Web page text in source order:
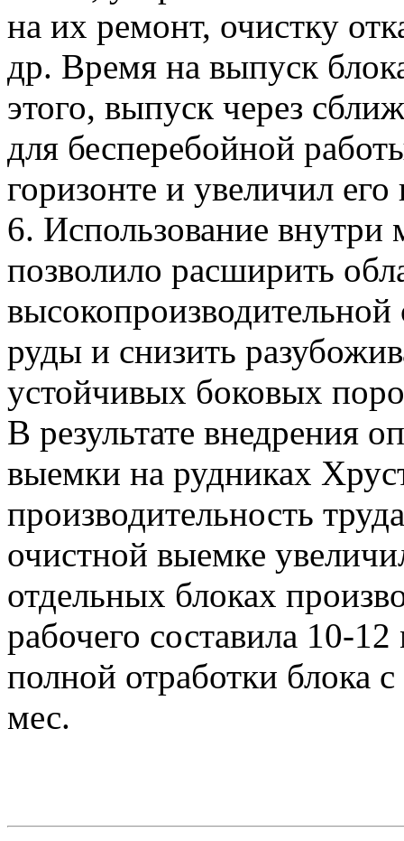
на их ремонт, очистку
др. Время на выпуск
этого, выпуск через
для бесперебойной
горизонте и увеличил
6. Использование внутри
позволило расширить
руды и снизить
устойчивых боковых
В результате внедрения
выемки на рудниках
производительность
очистной выемке
отдельных блоках
рабочего составила 10-
полной отработки блока
мес.